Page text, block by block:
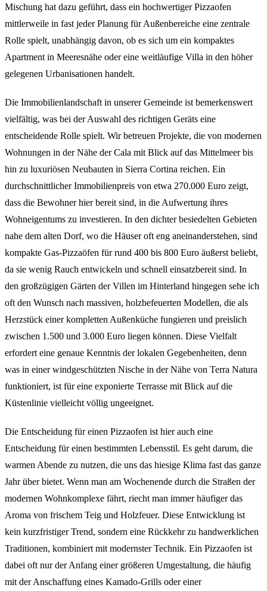
Mischung hat dazu geführt, dass ein hochwertiger Pizzaofen
mittlerweile in fast jeder Planung für Außenbereiche eine zentrale
Rolle spielt, unabhängig davon, ob es sich um ein kompaktes
Apartment in Meeresnähe oder eine weitläufige Villa in den höher
gelegenen Urbanisationen handelt.
Die Immobilienlandschaft in unserer Gemeinde ist bemerkenswert
vielfältig, was bei der Auswahl des richtigen Geräts eine
entscheidende Rolle spielt. Wir betreuen Projekte, die von modernen
Wohnungen in der Nähe der Cala mit Blick auf das Mittelmeer bis
hin zu luxuriösen Neubauten in Sierra Cortina reichen. Ein
durchschnittlicher Immobilienpreis von etwa 270.000 Euro zeigt,
dass die Bewohner hier bereit sind, in die Aufwertung ihres
Wohneigentums zu investieren. In den dichter besiedelten Gebieten
nahe dem alten Dorf, wo die Häuser oft eng aneinanderstehen, sind
kompakte Gas-Pizzaöfen für rund 400 bis 800 Euro äußerst beliebt,
da sie wenig Rauch entwickeln und schnell einsatzbereit sind. In
den großzügigen Gärten der Villen im Hinterland hingegen sehe ich
oft den Wunsch nach massiven, holzbefeuerten Modellen, die als
Herzstück einer kompletten Außenküche fungieren und preislich
zwischen 1.500 und 3.000 Euro liegen können. Diese Vielfalt
erfordert eine genaue Kenntnis der lokalen Gegebenheiten, denn
was in einer windgeschützten Nische in der Nähe von Terra Natura
funktioniert, ist für eine exponierte Terrasse mit Blick auf die
Küstenlinie vielleicht völlig ungeeignet.
Die Entscheidung für einen Pizzaofen ist hier auch eine
Entscheidung für einen bestimmten Lebensstil. Es geht darum, die
warmen Abende zu nutzen, die uns das hiesige Klima fast das ganze
Jahr über bietet. Wenn man am Wochenende durch die Straßen der
modernen Wohnkomplexe fährt, riecht man immer häufiger das
Aroma von frischem Teig und Holzfeuer. Diese Entwicklung ist
kein kurzfristiger Trend, sondern eine Rückkehr zu handwerklichen
Traditionen, kombiniert mit modernster Technik. Ein Pizzaofen ist
dabei oft nur der Anfang einer größeren Umgestaltung, die häufig
mit der Anschaffung eines Kamado-Grills oder einer